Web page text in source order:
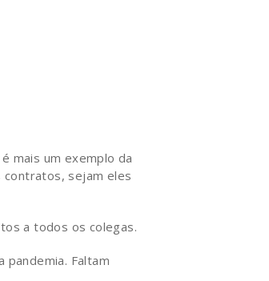
mais um exemplo da
contratos, sejam eles
a todos os colegas.
Faltam